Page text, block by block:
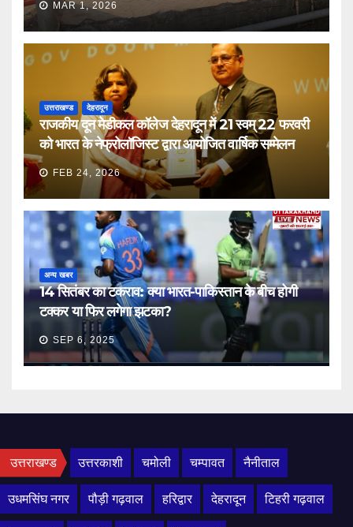
MAR 1, 2026
उत्तराखण्ड देहरादून
राजकीय दून मेडीकल कॉलेज देहरादून में 21 स्वम् 22 फरवरी
को भारत के नेफ्रोलॉजिस्ट द्वारा आयोजित वार्षिक सम्मेलन
FEB 24, 2026
अन्य खबर
14 सितंबर का टकराव: क्या भारत-पाकिस्तान के बीच होगी
टक्कर या फिर लगेगा झटका?
SEP 6, 2025
उत्तराखण्ड उत्तरकाशी चमोली चम्पावत नैनीताल
उधमसिंघ नगर पौड़ी गढ़वाल हरिद्वार देहरादून टिहरी गढ़वाल